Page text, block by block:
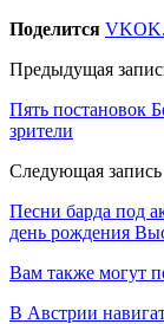
Поделится VK
Предыдущая
Пять постановок
зрители
Следующая запись
Песни барда под
день рождения
Вам также могут
В Австрии